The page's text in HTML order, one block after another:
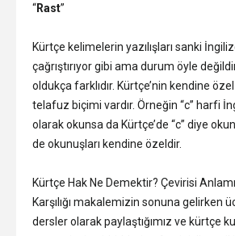
“Rast”
Kürtçe kelimelerin yazılışları sanki
çağrıştırıyor gibi ama durum öyle
oldukça farklıdır. Kürtçe’nin kendine
telafuz biçimi vardır. Örneğin “c” harfi
olarak okunsa da Kürtçe’de “c” diye
de okunuşları kendine özeldir.
Kürtçe Hak Ne Demektir? Çevirisi
Karşılığı makalemizin sonuna gelirken
dersler olarak paylaştığımız ve kürtçe